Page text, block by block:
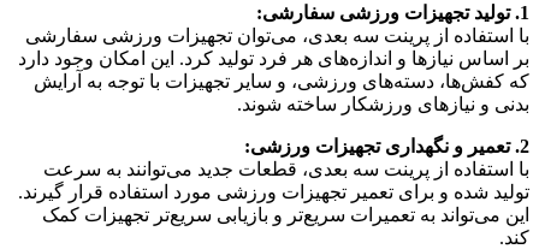
1. تولید تجهیزات ورزشی سفارشی:
با استفاده از پرینت سه بعدی، می‌توان تجهیزات ورزشی سفارشی
بر اساس نیازها و اندازه‌های هر فرد تولید کرد. این امکان وجود دارد
که کفش‌ها، دسته‌های ورزشی، و سایر تجهیزات با توجه به آرایش
بدنی و نیازهای ورزشکار ساخته شوند.
2. تعمیر و نگهداری تجهیزات ورزشی:
با استفاده از پرینت سه بعدی، قطعات جدید می‌توانند به سرعت
تولید شده و برای تعمیر تجهیزات ورزشی مورد استفاده قرار گیرند.
این می‌تواند به تعمیرات سریع‌تر و بازیابی سریع‌تر تجهیزات کمک
کند.